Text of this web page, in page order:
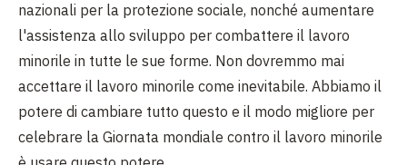
nazionali per la protezione sociale, nonché aumentare
l'assistenza allo sviluppo per combattere il lavoro
minorile in tutte le sue forme. Non dovremmo mai
accettare il lavoro minorile come inevitabile. Abbiamo il
potere di cambiare tutto questo e il modo migliore per
celebrare la Giornata mondiale contro il lavoro minorile